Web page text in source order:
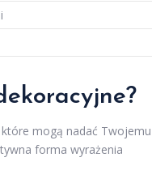
mogą nadać Twojemu
forma wyrażenia